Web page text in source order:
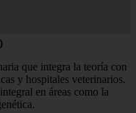
que integra la teoría con
y hospitales veterinarios.
en áreas como la